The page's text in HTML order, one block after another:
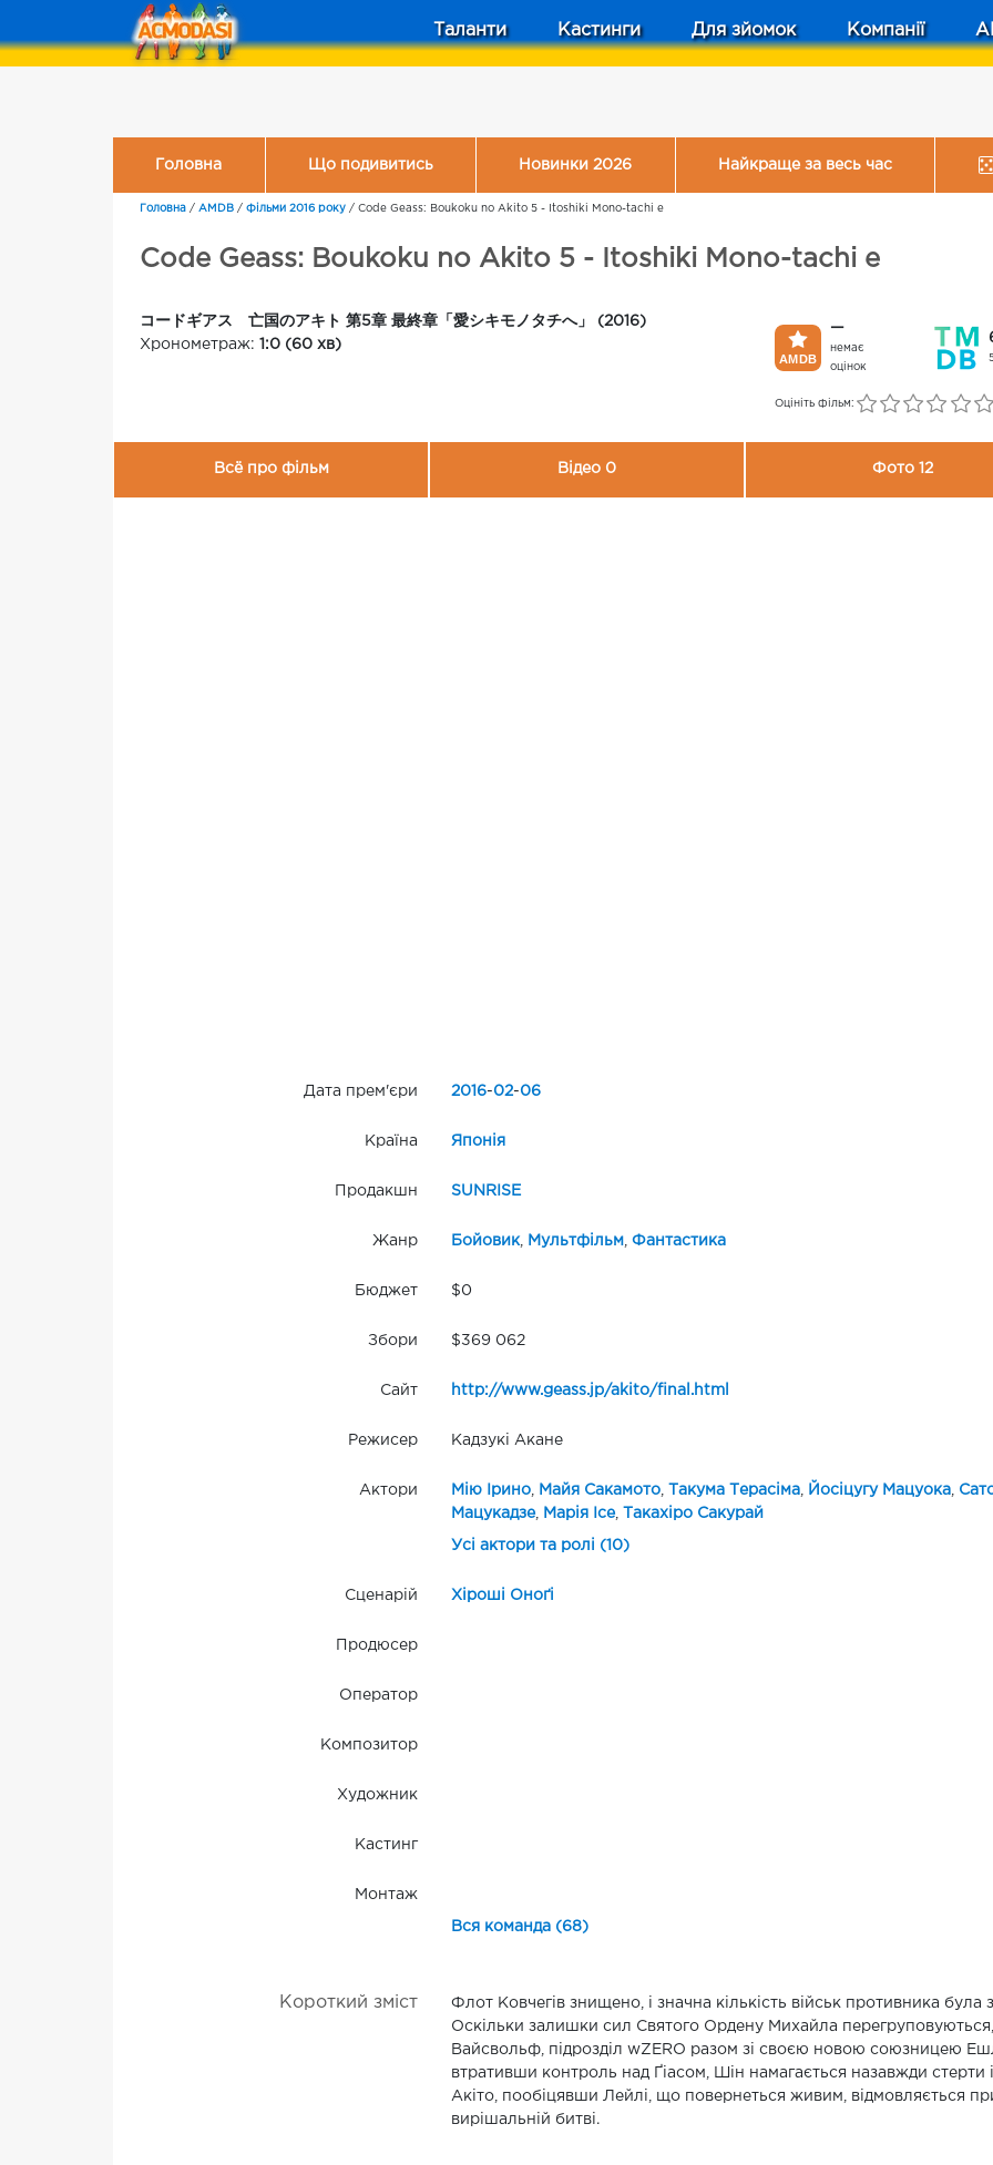
Таланти Кастинги Для зйомок Компанії
Головна Що подивитись Новинки 2026 Найкраще за весь час
Головна / AMDB / Фільми 2016 року / Code Geass: Boukoku no Akito 5 - Itoshiki Mono-tachi e
Code Geass: Boukoku no Akito 5 - Itoshiki Mono-tachi e
コードギアス 亡国のアキト 第5章 最終章「愛シキモノタチへ」 (2016)
Хронометраж: 1:0 (60 хв)
—
немає
оцінок
Оцініть фільм:
Всё про фільм Відео 0 Фото 12
Дата прем'єри 2016-02-06
Країна Японія
Продакшн SUNRISE
Жанр Бойовик, Мультфільм Фантастика
Бюджет $0
Збори $369 062
Сайт http://www.geass.jp/akito/final.html
Режисер Кадзукі Акане
Актори Мію Ірино, Майя Сакамото, Такума Терасіма, Йосіцугу Мацуока,
Мацукадзе, Марія Ісе, Такахіро Сакурай
Усі актори та ролі (10)
Сценарій Хіроші Оноґі
Продюсер
Оператор
Композитор
Художник
Кастинг
Монтаж
Вся команда (68)
Короткий зміст
Флот Ковчегів знищено, і значна кількість військ противника
Оскільки залишки сил Святого Ордену Михайла
Вайсвольф, підрозділ wZERO разом зі своєю новою союзницею
втративши контроль над Ґіасом, Шін намагається назавжди
Акіто, пообіцявши Лейлі, що повернеться живим, відмовляється
вирішальній битві.